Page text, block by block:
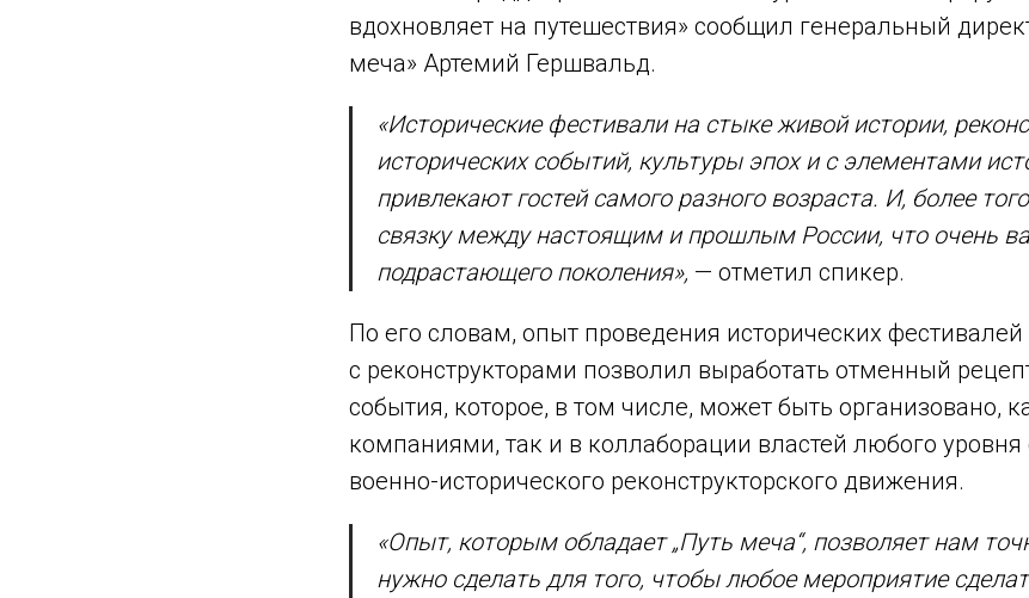
вдохновляет на путешествия» сообщил генеральный
меча» Артемий Гершвальд.
«Исторические фестивали на стыке живой истории,
исторических событий, культуры эпох и с элементами
привлекают гостей самого разного возраста. И, более
связку между настоящим и прошлым России, что очень
подрастающего поколения», — отметил спикер.
По его словам, опыт проведения исторических фестивалей
с реконструкторами позволил выработать отменный
события, которое, в том числе, может быть организовано,
компаниями, так и в коллаборации властей любого
военно-исторического реконструкторского движения.
«Опыт, которым обладает „Путь меча“, позволяет нам
нужно сделать для того, чтобы любое мероприятие